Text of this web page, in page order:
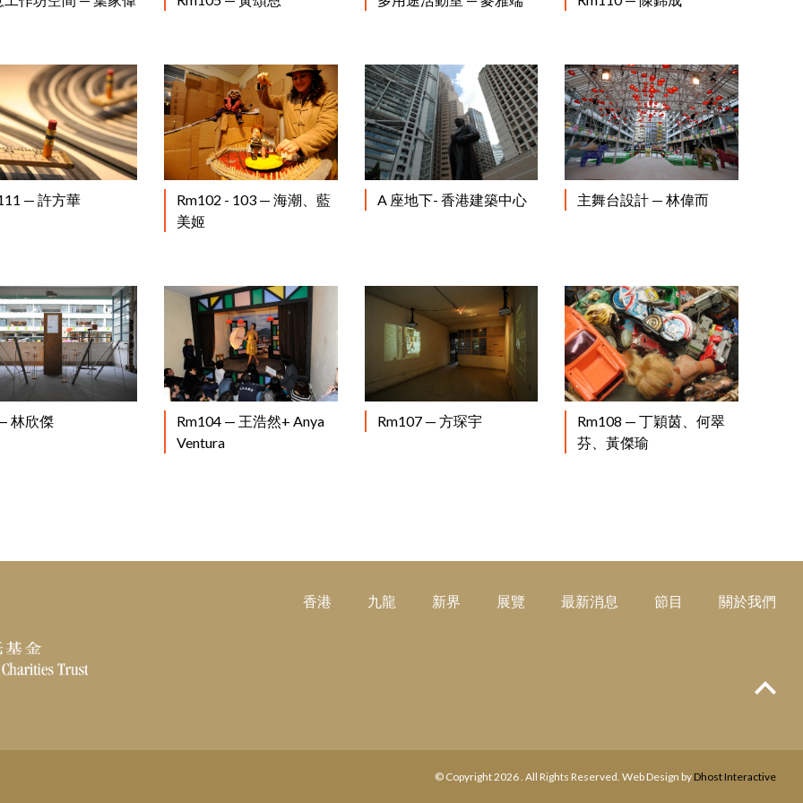
閱讀更多
— 許方華 閱讀更多
Rm102 - 103 — 海潮、藍
美姬
閱讀更多
A 座地下- 香港建築中心 閱讀更多
主舞台設計 — 林偉而
林欣傑 閱讀更多
Rm104 — 王浩然+ Anya
Ventura
閱讀更多
Rm107 — 方琛宇 閱讀更多
Rm108 — 丁穎茵、何翠
芬、黃傑瑜
香港 九龍 新界 展覽 最新消息 節目 關於我們
© Copyright 2026 . All Rights Reserved. Web Design by Dhost Interactive